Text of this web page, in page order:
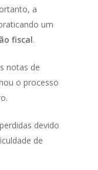
a
um
fiscal.
notas de
o processo
devido
de